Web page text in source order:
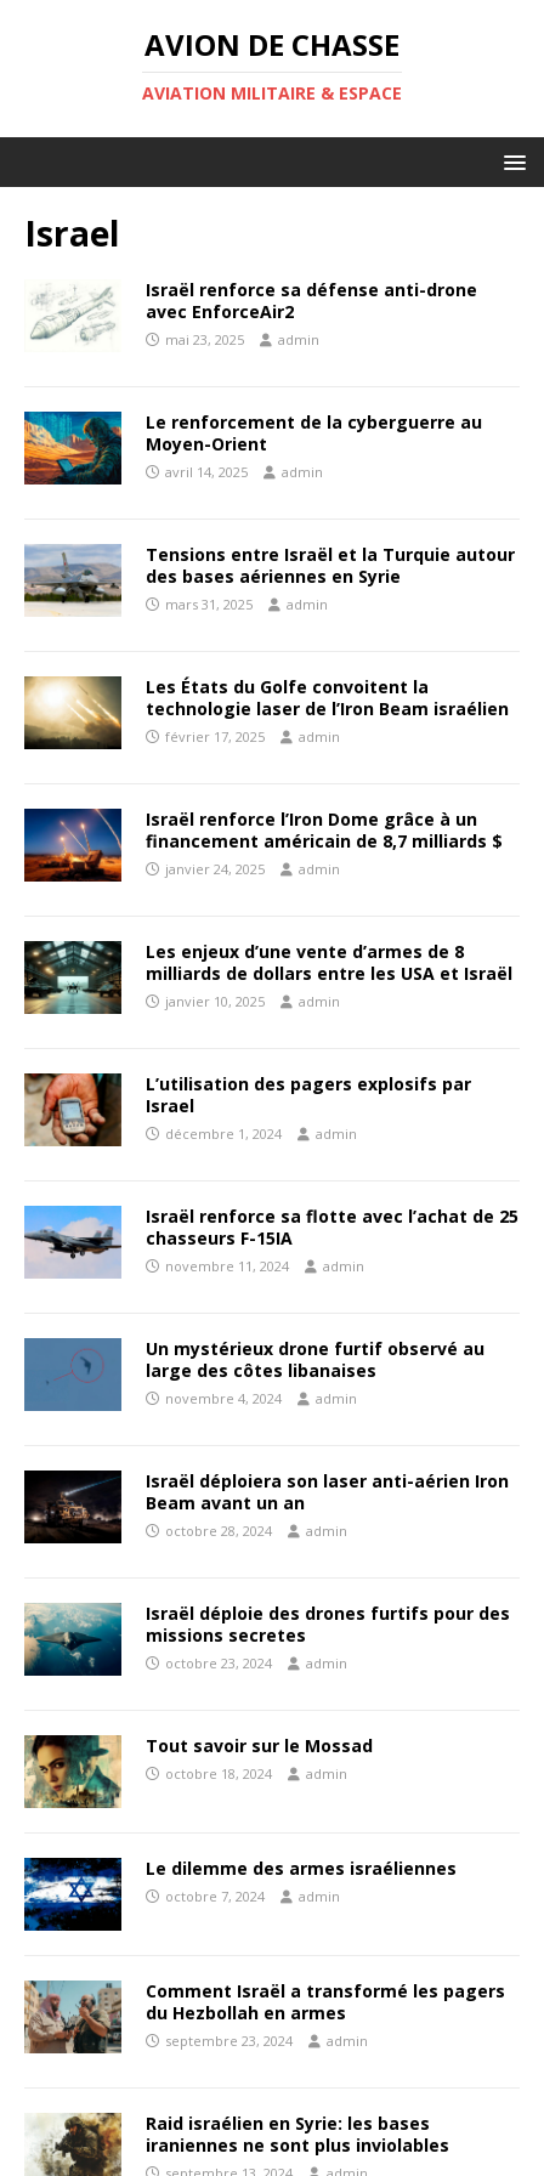
AVION DE CHASSE
AVIATION MILITAIRE & ESPACE
Israel
Israël renforce sa défense anti-drone
avec EnforceAir2
mai 23, 2025 admin
Le renforcement de la cyberguerre au
Moyen-Orient
avril 14, 2025 admin
Tensions entre Israël et la Turquie autour
des bases aériennes en Syrie
mars 31, 2025 admin
Les États du Golfe convoitent la
technologie laser de l’Iron Beam israélien
février 17, 2025 admin
Israël renforce l’Iron Dome grâce à un
financement américain de 8,7 milliards $
janvier 24, 2025 admin
Les enjeux d’une vente d’armes de 8
milliards de dollars entre les USA et Israël
janvier 10, 2025 admin
L’utilisation des pagers explosifs par
Israel
décembre 1, 2024 admin
Israël renforce sa flotte avec l’achat de 25
chasseurs F-15IA
novembre 11, 2024 admin
Un mystérieux drone furtif observé au
large des côtes libanaises
novembre 4, 2024 admin
Israël déploiera son laser anti-aérien Iron
Beam avant un an
octobre 28, 2024 admin
Israël déploie des drones furtifs pour des
missions secretes
octobre 23, 2024 admin
Tout savoir sur le Mossad
octobre 18, 2024 admin
Le dilemme des armes israéliennes
octobre 7, 2024 admin
Comment Israël a transformé les pagers
du Hezbollah en armes
septembre 23, 2024 admin
Raid israélien en Syrie: les bases
iraniennes ne sont plus inviolables